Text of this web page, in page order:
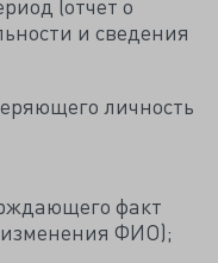
и сведения
личность
факт
ФИО);